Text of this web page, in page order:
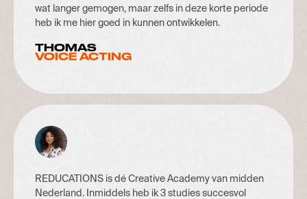
wat langer gemogen, maar zelfs in deze korte periode
heb ik me hier goed in kunnen ontwikkelen.
THOMAS
VOICE ACTING
REDUCATIONS is dé Creative Academy van midden
Nederland. Inmiddels heb ik 3 studies succesvol